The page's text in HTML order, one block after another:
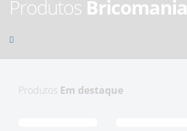
Produtos Bricomania
Produtos Em destaque